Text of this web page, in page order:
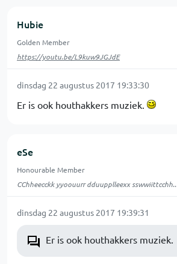
Hubie
Golden Member
https://youtu.be/L9kuw9JGJdE
dinsdag 22 augustus 2017 19:33:30
Er is ook houthakkers muziek.
eSe
Honourable Member
CChheecckk yyoouurr dduupplleexx sswwiittcchh..
dinsdag 22 augustus 2017 19:39:31
Er is ook houthakkers muziek.